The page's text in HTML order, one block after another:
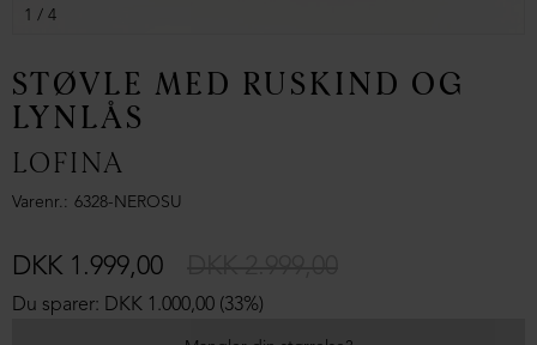
1 / 4
STØVLE MED RUSKIND OG
LYNLÅS
LOFINA
Varenr. 6328-NEROSU
Du sparer: DKK 1.000,00 (33%)
DKK 1.999,00